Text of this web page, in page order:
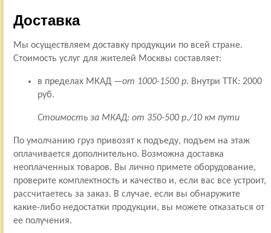
Доставка
Мы осуществляем доставку продукции по всей стране.
Стоимость услуг для жителей Москвы составляет:
в пределах МКАД —от 1000-1500 р. Внутри ТТК: 2000
руб.
Стоимость за МКАД: от 350-500 р./10 км пути
По умолчанию груз привозят к подъеду, подъем на этаж
оплачивается дополнительно. Возможна доставка
неоплаченных товаров. Вы лично примете оборудование,
проверите комплектность и качество и, если вас все устроит,
рассчитаетесь за заказ. В случае, если вы обнаружите
какие-либо недостатки продукции, вы можете отказаться от
ее получения.